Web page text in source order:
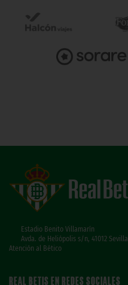
Estadio Benito Villamarín
Avda. de Heliópolis s/n, 41012 Sevilla
Atención al Bético
REAL BETIS EN REDES SOCIALES